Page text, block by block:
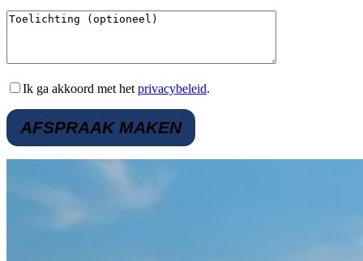
Ik ga akkoord met het privacybeleid.